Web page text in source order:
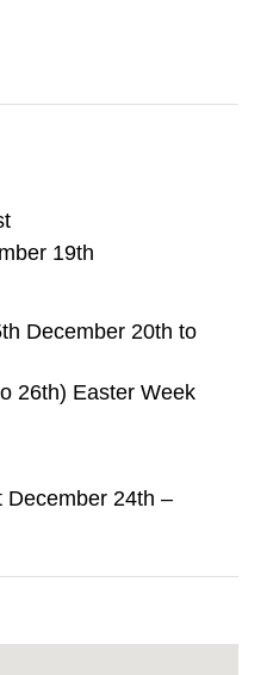
19th
December 20th to
26th) Easter Week
December 24th –